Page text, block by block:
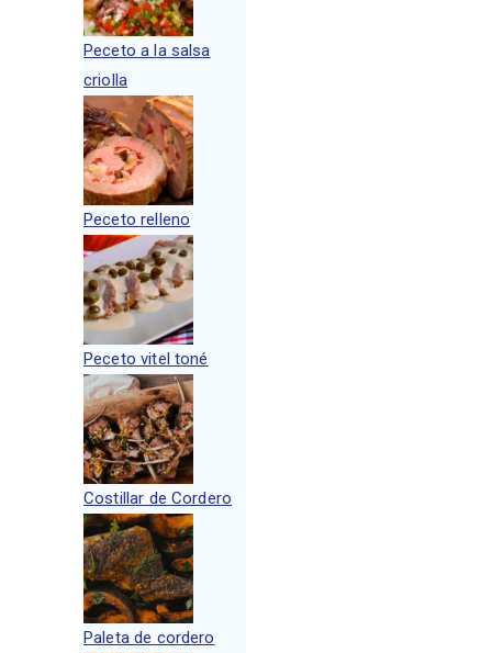
Peceto a la salsa
criolla
Peceto relleno
Peceto vitel toné
Costillar de Cordero
Paleta de cordero